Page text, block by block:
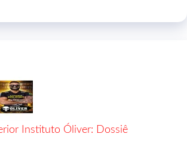
Instituto Óliver: Dossiê